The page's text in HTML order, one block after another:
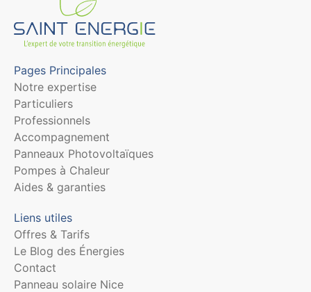
Pages Principales
Notre expertise
Particuliers
Professionnels
Accompagnement
Panneaux Photovoltaïques
Pompes à Chaleur
Aides & garanties
Liens utiles
Offres & Tarifs
Le Blog des Énergies
Contact
Panneau solaire Nice